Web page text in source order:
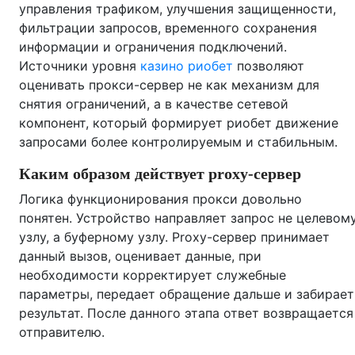
управления трафиком, улучшения защищенности,
фильтрации запросов, временного сохранения
информации и ограничения подключений.
Источники уровня казино риобет позволяют
оценивать прокси-сервер не как механизм для
снятия ограничений, а в качестве сетевой
компонент, который формирует риобет движение
запросами более контролируемым и стабильным.
Каким образом действует proxy-сервер
Логика функционирования прокси довольно
понятен. Устройство направляет запрос не
узлу, а буферному узлу. Proxy-сервер принимает
данный вызов, оценивает данные, при
необходимости корректирует служебные
параметры, передает обращение дальше и забирает
результат. После данного этапа ответ возвращается
отправителю.